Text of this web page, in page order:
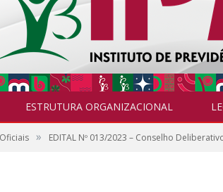
ESTRUTURA ORGANIZACIONAL
» EDITAL Nº 013/2023 – Conselho